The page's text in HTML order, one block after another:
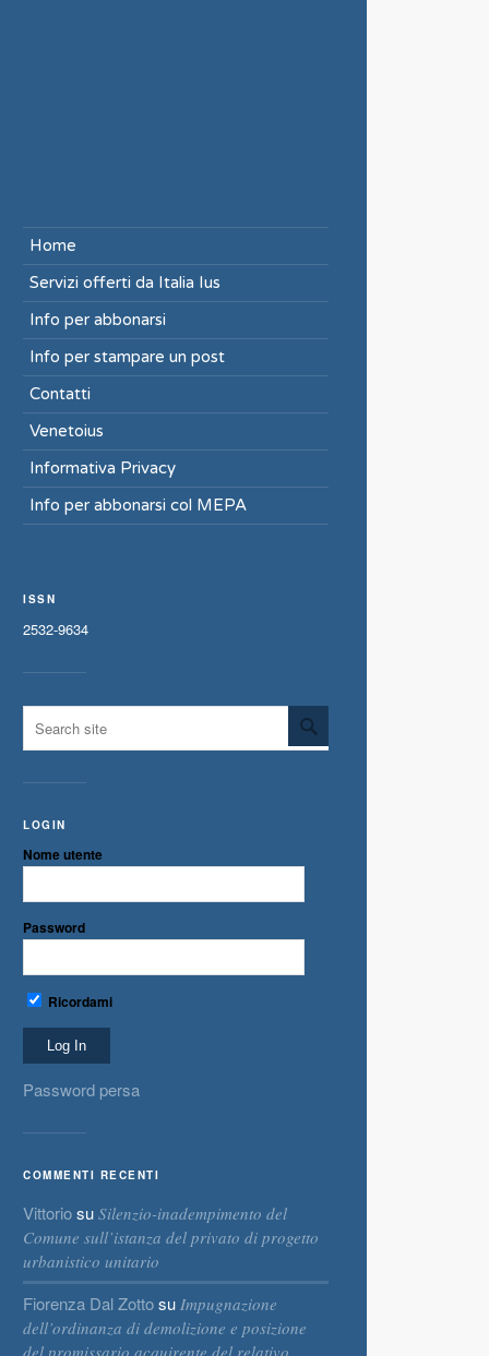
Home
Servizi offerti da Italia Ius
Info per abbonarsi
Info per stampare un post
Contatti
Venetoius
Informativa Privacy
Info per abbonarsi col MEPA
ISSN
2532-9634
LOGIN
Nome utente
Password
Ricordami
Password persa
COMMENTI RECENTI
Vittoriosu Silenzio-inadempimento del
Comune sull’istanza del privato di progetto
urbanistico unitario
Fiorenza Dal Zottosu Impugnazione
dell’ordinanza di demolizione e posizione
del promissario acquirente del relativo